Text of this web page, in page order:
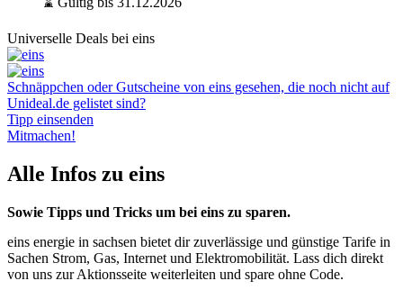
Universelle Deals bei eins
Schnäppchen oder Gutscheine von eins gesehen, die noch nicht auf
Unideal.de gelistet sind?
Tipp einsenden
Mitmachen!
Alle Infos zu eins
Sowie Tipps und Tricks um bei eins zu sparen.
eins energie in sachsen bietet dir zuverlässige und günstige Tarife in
Sachen Strom, Gas, Internet und Elektromobilität. Lass dich direkt
von uns zur Aktionsseite weiterleiten und spare ohne Code.